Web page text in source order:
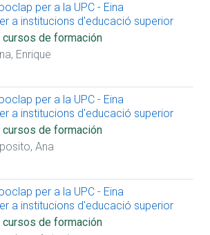
per a la UPC - Eina
a institucions d'educació superior
cursos de formación
Enrique
per a la UPC - Eina
a institucions d'educació superior
cursos de formación
Ana
per a la UPC - Eina
a institucions d'educació superior
cursos de formación